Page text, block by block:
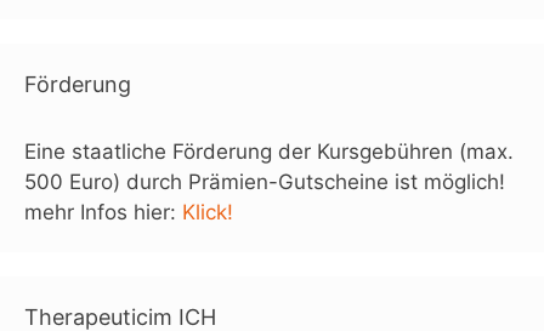
Förderung
Eine staatliche Förderung der Kursgebühren (max.
500 Euro) durch Prämien-Gutscheine ist möglich!
mehr Infos hier: Klick!
Therapeuticim ICH